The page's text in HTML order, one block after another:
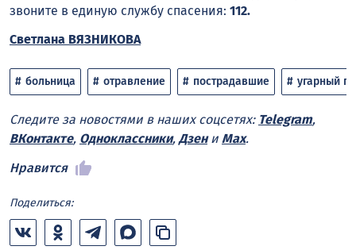
звоните в единую службу спасения: 112.
Светлана ВЯЗНИКОВА
больница отравление пострадавшие угарный
Следите за новостями в наших соцсетях: Telegram,
ВКонтакте, Одноклассники, Дзени Max.
Нравится
Поделиться: